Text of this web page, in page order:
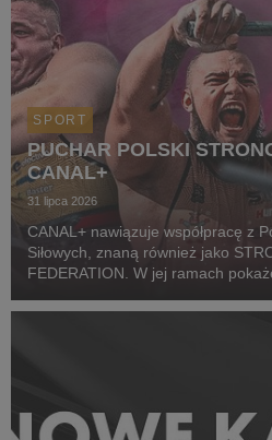
SPORT
PUCHAR POLSKI
CANAL+
31 lipca 2026
CANAL+ nawiązuje współpracę z
Siłowych, znaną również jako
FEDERATION. W jej ramach
Pierwszym wydarzeniem